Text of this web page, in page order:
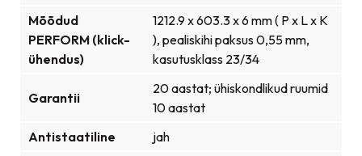
Mõõdud
PERFORM (klick-
ühendus)
1212.9 x 603.3 x 6 mm ( P x L x K
), pealiskihi paksus 0,55 mm,
kasutusklass 23/34
Garantii
20 aastat; ühiskondlikud ruumid
10 aastat
Antistaatiline
jah